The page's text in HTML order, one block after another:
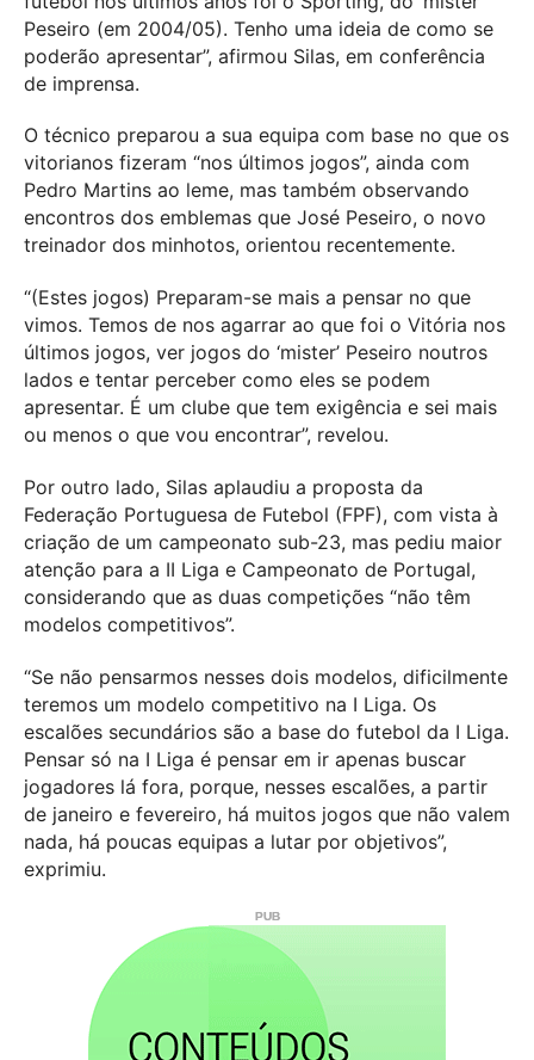
Peseiro (em 2004/05). Tenho uma ideia de como se
poderão apresentar”, afirmou Silas, em conferência
de imprensa.
O técnico preparou a sua equipa com base no que os
vitorianos fizeram “nos últimos jogos”, ainda com
Pedro Martins ao leme, mas também observando
encontros dos emblemas que José Peseiro, o novo
treinador dos minhotos, orientou recentemente.
“(Estes jogos) Preparam-se mais a pensar no que
vimos. Temos de nos agarrar ao que foi o Vitória nos
últimos jogos, ver jogos do ‘mister’ Peseiro noutros
lados e tentar perceber como eles se podem
apresentar. É um clube que tem exigência e sei mais
ou menos o que vou encontrar”, revelou.
Por outro lado, Silas aplaudiu a proposta da
Federação Portuguesa de Futebol (FPF), com vista à
criação de um campeonato sub-23, mas pediu maior
atenção para a II Liga e Campeonato de Portugal,
considerando que as duas competições “não têm
modelos competitivos”.
“Se não pensarmos nesses dois modelos, dificilmente
teremos um modelo competitivo na I Liga. Os
escalões secundários são a base do futebol da I Liga.
Pensar só na I Liga é pensar em ir apenas buscar
jogadores lá fora, porque, nesses escalões, a partir
de janeiro e fevereiro, há muitos jogos que não valem
nada, há poucas equipas a lutar por objetivos”,
exprimiu.